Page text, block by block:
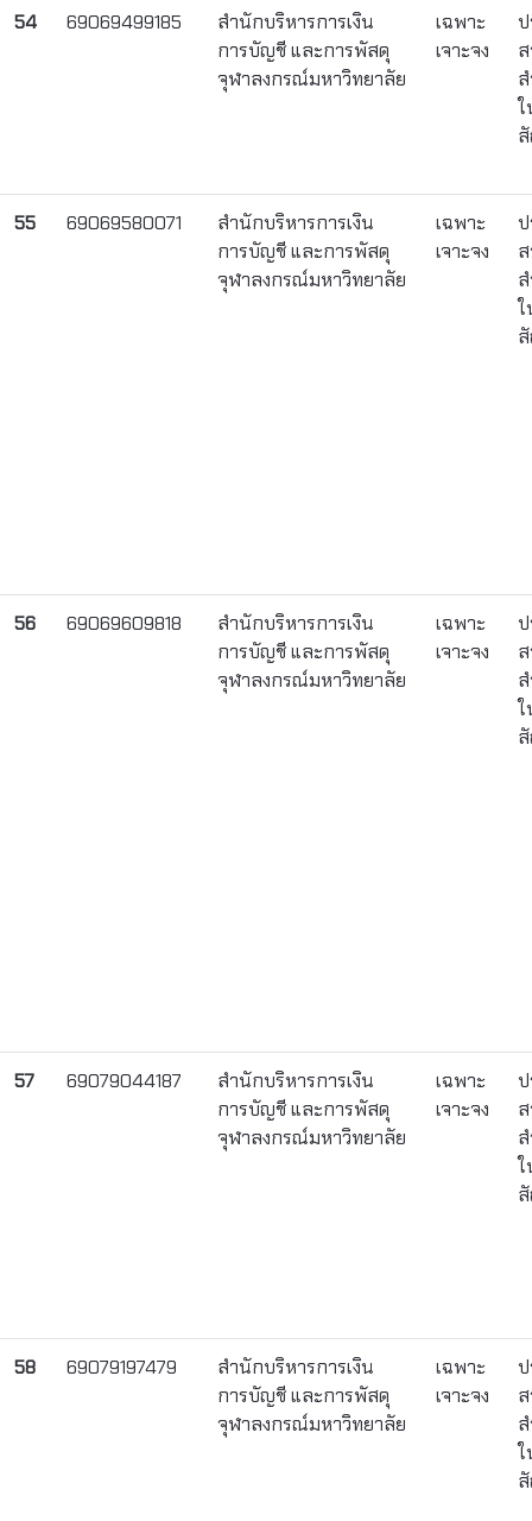
54 69069499185
สำนักบริหารการเงิน
การบัญชี และการพัสดุ
จุฬาลงกรณ์มหาวิทยาลัย
เฉพาะ
เจาะจง
55 69069580071
สำนักบริหารการเงิน
การบัญชี และการพัสดุ
จุฬาลงกรณ์มหาวิทยาลัย
เฉพาะ
เจาะจง
56 69069609818
สำนักบริหารการเงิน
การบัญชี และการพัสดุ
จุฬาลงกรณ์มหาวิทยาลัย
เฉพาะ
เจาะจง
57 69079044187
สำนักบริหารการเงิน
การบัญชี และการพัสดุ
จุฬาลงกรณ์มหาวิทยาลัย
เฉพาะ
เจาะจง
58 69079197479
สำนักบริหารการเงิน
การบัญชี และการพัสดุ
จุฬาลงกรณ์มหาวิทยาลัย
เฉพาะ
เจาะจง